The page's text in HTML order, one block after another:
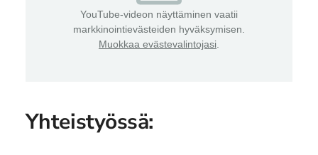
YouTube-videon näyttäminen vaatii
markkinointievästeiden hyväksymisen.
Muokkaa evästevalintojasi
Yhteistyössä: